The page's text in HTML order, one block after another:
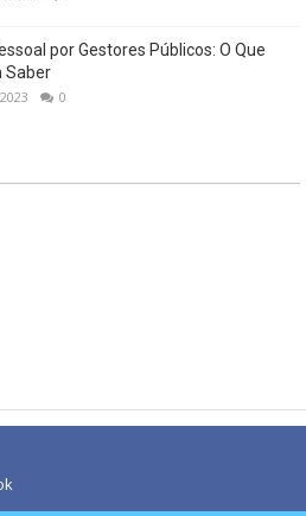
por Gestores Públicos: O Que
Saber
0